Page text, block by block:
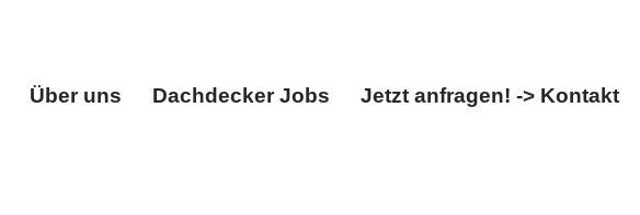
Über uns Dachdecker Jobs Jetzt anfragen! -> Kontakt